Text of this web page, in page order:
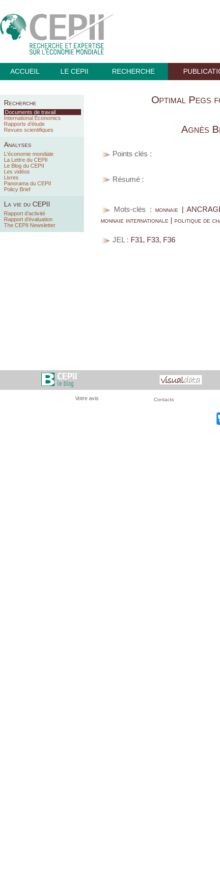
ACCUEIL LE CEPII RECHERCHE
Recherche
Documents de travail
International Economics
Rapports d’étude
Revues scientifiques
Analyses
L'économie mondiale
La Lettre du CEPII
Le Blog du CEPII
Les vidéos
Livres
Panorama du CEPII
Policy Brief
La vie du CEPII
Rapport d'activité
Rapport d'évaluation
The CEPII Newsletter
Optimal Pegs
Agnès
Points clés :
Résumé :
Mots-clés : monnaie |
monnaie internationale | politique de
JEL : F31, F33, F36
Votre avis Contacts